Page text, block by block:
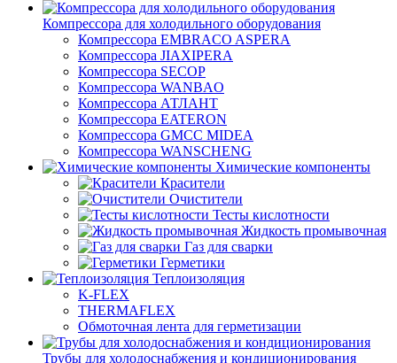
Компрессора для холодильного оборудования
Компрессора EMBRACO ASPERA
Компрессора JIAXIPERA
Компрессора SECOP
Компрессора WANBAO
Компрессора АТЛАНТ
Компрессора EATERON
Компрессора GMCC MIDEA
Компрессора WANSCHENG
Химические компоненты
Красители
Очистители
Тесты кислотности
Жидкость промывочная
Газ для сварки
Герметики
Теплоизоляция
K-FLEX
THERMAFLEX
Обмоточная лента для герметизации
Трубы для холодоснабжения и кондиционирования